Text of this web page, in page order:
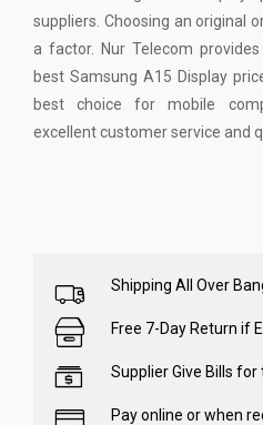
suppliers. Choosing an original
a factor. Nur Telecom
best Samsung A15 Display
best choice for mobile
excellent customer service and
Shipping All Over
Free 7-Day Return if
Supplier Give Bills for
Pay online or when